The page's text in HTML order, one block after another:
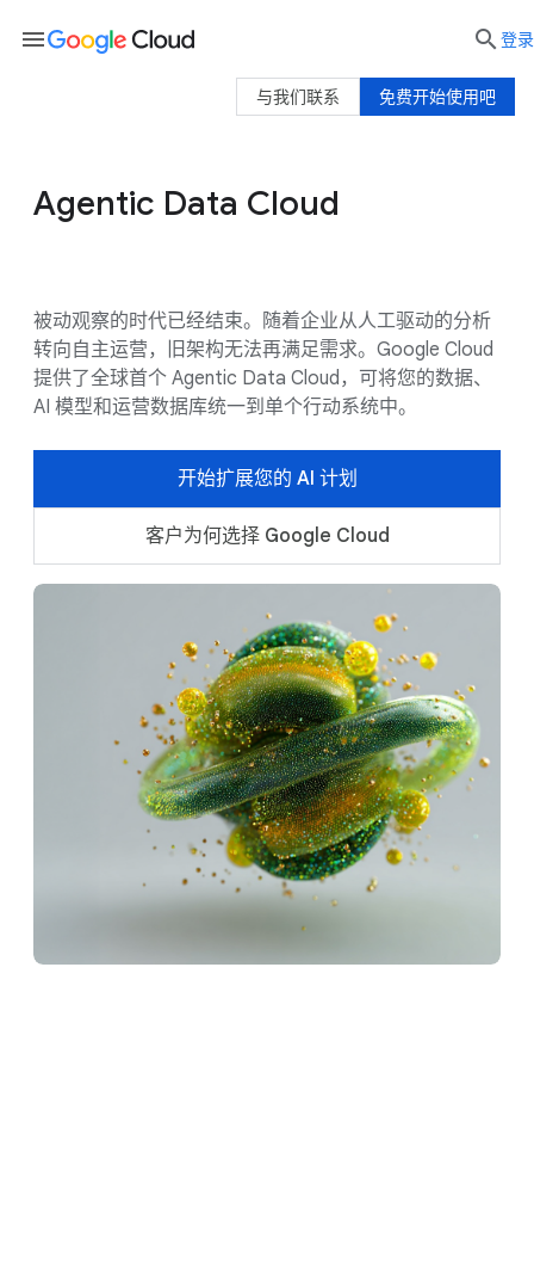
Agentic Data Cloud
被动观察的时代已经结束。随着企业从人工驱动的分析
转向自主运营，旧架构无法再满足需求。Google Cloud
提供了全球首个 Agentic Data Cloud，可将您的数据、
AI 模型和运营数据库统一到单个行动系统中。
开始扩展您的 AI 计划
客户为何选择 Google Cloud
Agentic Data Cloud
menu  登录
免费开始使用吧
与我们联系